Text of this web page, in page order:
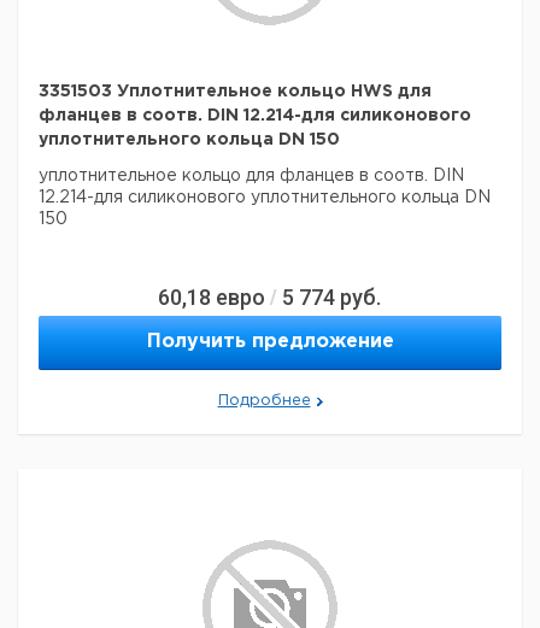
3351503 Уплотнительное кольцо HWS для
фланцев в соотв. DIN 12.214-для силиконового
уплотнительного кольца DN 150
уплотнительное кольцо для фланцев в соотв. DIN
12.214-для силиконового уплотнительного кольца DN
150
60,18 евро / 5 774 руб.
Получить предложение
Подробнее